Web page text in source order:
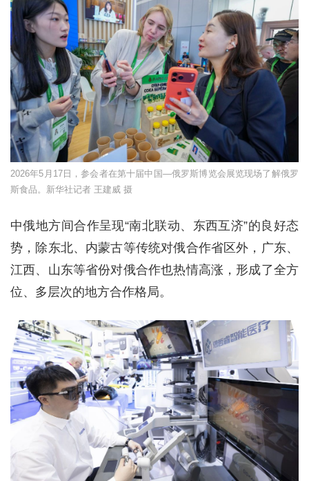
2026年5月17日，参会者在第十届中国—俄罗斯博览会展览现场了解俄罗
斯食品。新华社记者 王建威 摄
中俄地方间合作呈现“南北联动、东西互济”的良好态
势，除东北、内蒙古等传统对俄合作省区外，广东、
江西、山东等省份对俄合作也热情高涨，形成了全方
位、多层次的地方合作格局。